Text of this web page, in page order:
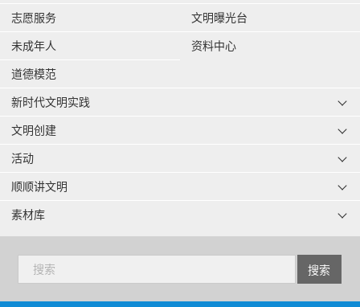
志愿服务
未成年人
道德模范
文明曝光台
资料中心
新时代文明实践
文明创建
活动
顺顺讲文明
素材库